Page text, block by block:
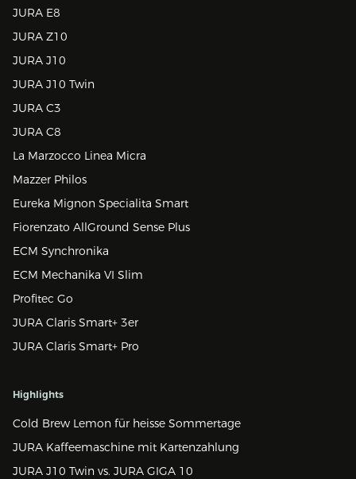
JURA E8
JURA Z10
JURA J10
JURA J10 Twin
JURA C3
JURA C8
La Marzocco Linea Micra
Mazzer Philos
Eureka Mignon Specialita Smart
Fiorenzato AllGround Sense Plus
ECM Synchronika
ECM Mechanika VI Slim
Profitec Go
JURA Claris Smart+ 3er
JURA Claris Smart+ Pro
Highlights
Cold Brew Lemon für heisse Sommertage
JURA Kaffeemaschine mit Kartenzahlung
JURA J10 Twin vs. JURA GIGA 10